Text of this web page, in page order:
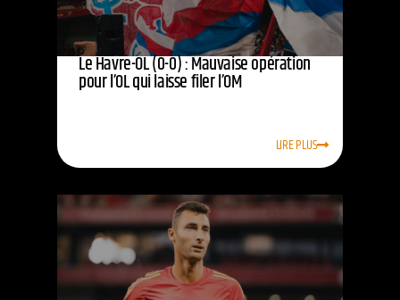
Le Havre-OL (0-0) : Mauvaise opération
pour l’OL qui laisse filer l’OM
LIRE PLUS